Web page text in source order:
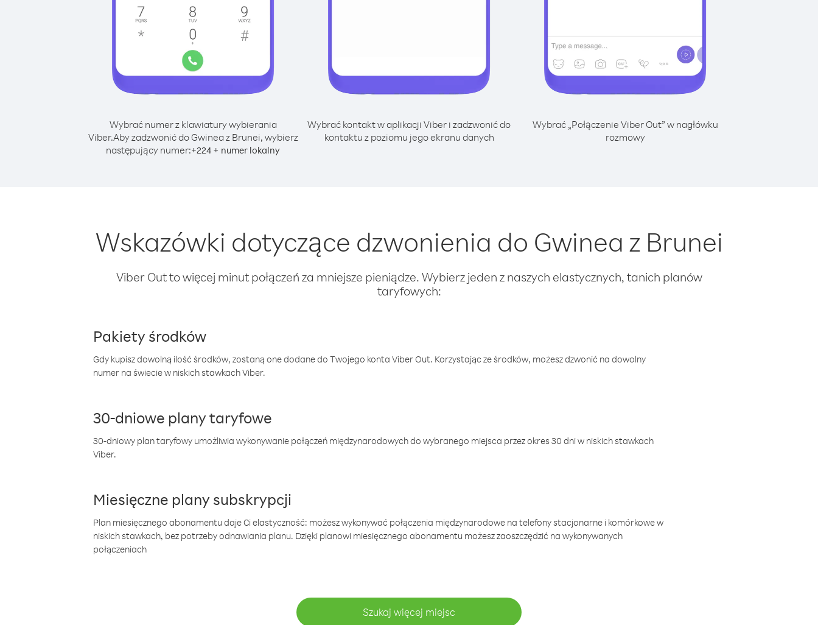
Wybrać numer z klawiatury wybierania
Viber.Aby zadzwonić do Gwinea z Brunei, wybierz
następujący numer:+224 + numer lokalny
Wybrać kontakt w aplikacji Viber i zadzwonić do
kontaktu z poziomu jego ekranu danych
Wybrać „Połączenie Viber Out” w nagłówku
rozmowy
Wskazówki dotyczące dzwonienia do Gwinea z Brunei
Viber Out to więcej minut połączeń za mniejsze pieniądze. Wybierz jeden z naszych elastycznych, tanich planów
taryfowych:
Pakiety środków
Gdy kupisz dowolną ilość środków, zostaną one dodane do Twojego konta Viber Out. Korzystając ze środków, możesz dzwonić na dowolny
numer na świecie w niskich stawkach Viber.
30-dniowe plany taryfowe
30-dniowy plan taryfowy umożliwia wykonywanie połączeń międzynarodowych do wybranego miejsca przez okres 30 dni w niskich stawkach
Viber.
Miesięczne plany subskrypcji
Plan miesięcznego abonamentu daje Ci elastyczność: możesz wykonywać połączenia międzynarodowe na telefony stacjonarne i komórkowe w
niskich stawkach, bez potrzeby odnawiania planu. Dzięki planowi miesięcznego abonamentu możesz zaoszczędzić na wykonywanych
połączeniach
Szukaj więcej miejsc